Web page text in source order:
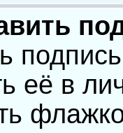
её в